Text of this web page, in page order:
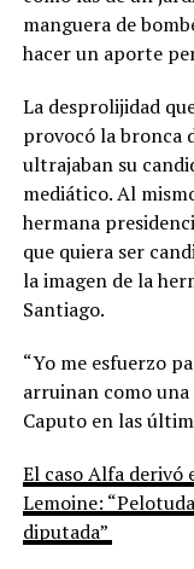
manguera de
hacer un aporte
La desprolijidad
provocó la bronca
ultrajaban su
mediático. Al
hermana
que quiera ser
la imagen de la
Santiago.
“Yo me esfuerzo
arruinan como una
Caputo en las
El caso Alfa derivó
Lemoine:
diputada”